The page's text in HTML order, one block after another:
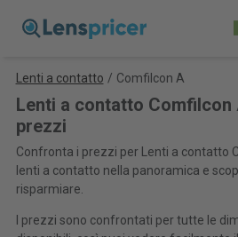
Lenti a contatto / Comfilcon A
Lenti a contatto Comfilcon
prezzi
Confronta i prezzi per Lenti a contatto
lenti a contatto nella panoramica e
risparmiare.
I prezzi sono confrontati per tutte le